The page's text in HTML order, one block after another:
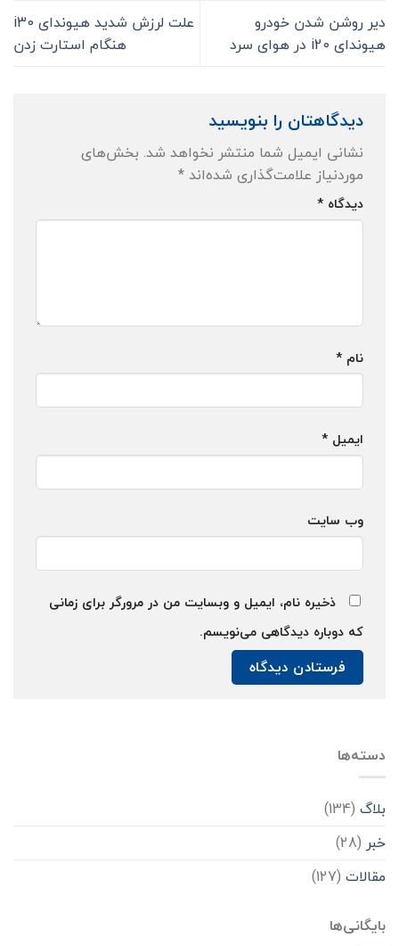
دیر روشن شدن خودرو
هیوندای i20 در هوای سرد
علت لرزش شدید هیوندای i30
هنگام استارت زدن
دیدگاهتان را بنویسید
نشانی ایمیل شما منتشر نخواهد شد. بخش‌های
موردنیاز علامت‌گذاری شده‌اند*
دیدگاه *
نام *
ایمیل *
وب‌ سایت
ذخیره نام، ایمیل و وبسایت من در مرورگر برای زمانی
که دوباره دیدگاهی می‌نویسم.
دسته‌ها
بلاگ (134)
خبر (28)
مقالات (127)
بایگانی‌ها